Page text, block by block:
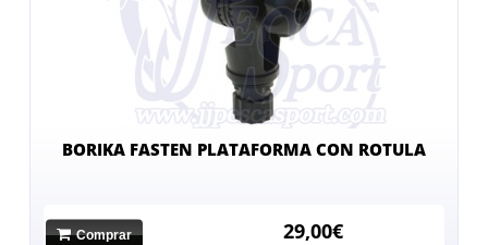
BORIKA FASTEN PLATAFORMA CON ROTULA
Comprar 29,00€